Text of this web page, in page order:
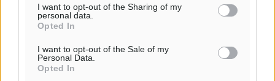
I want to opt-out of the Sharing of my
personal data.
Opted In
I want to opt-out of the Sale of my
Personal Data.
Opted In
Τοπικές Ειδήσεις• πριν 6 ώρες
στέγη έως 2.500 ευρώ
Ειδήσεις• πριν 6 ώρες